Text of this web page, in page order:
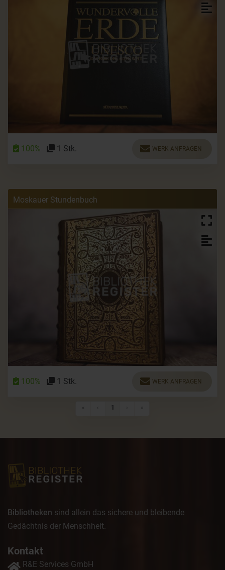
100% 1 Stk. WERK ANFRAGEN
Moskauer Stundenbuch
100% 1 Stk. WERK ANFRAGEN
Erste SeiteVorherige Seite
1 › Nächste Seite
»Letzte Seite
Bibliotheken sind allein das sichere und bleibende
Gedächtnis der Menschheit.
Kontakt
R&E Services GmbH